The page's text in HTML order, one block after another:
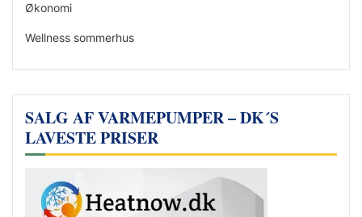
Økonomi
Wellness sommerhus
SALG AF VARMEPUMPER – DK´S
LAVESTE PRISER